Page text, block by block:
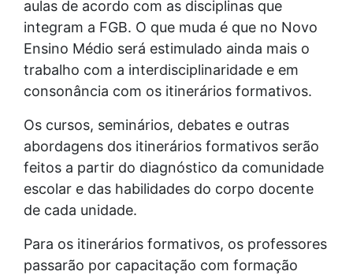
aulas de acordo com as disciplinas que
integram a FGB. O que muda é que no Novo
Ensino Médio será estimulado ainda mais o
trabalho com a interdisciplinaridade e em
consonância com os itinerários formativos.
Os cursos, seminários, debates e outras
abordagens dos itinerários formativos serão
feitos a partir do diagnóstico da comunidade
escolar e das habilidades do corpo docente
de cada unidade.
Para os itinerários formativos, os professores
passarão por capacitação com formação